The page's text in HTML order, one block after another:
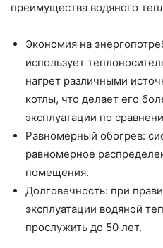
преимущества водяного
Экономия на
использует
нагрет различными
котлы, что делает его
эксплуатации по
Равномерный обогрев:
равномерное
помещения.
Долговечность: при
эксплуатации водяной
прослужить до 50 лет.